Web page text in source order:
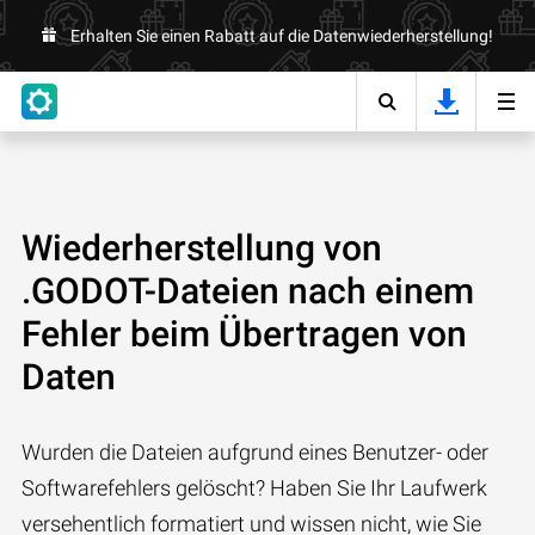
Erhalten Sie einen Rabatt auf die Datenwiederherstellung!
Wiederherstellung von
.GODOT-Dateien nach einem
Fehler beim Übertragen von
Daten
Wurden die Dateien aufgrund eines Benutzer- oder
Softwarefehlers gelöscht? Haben Sie Ihr Laufwerk
versehentlich formatiert und wissen nicht, wie Sie